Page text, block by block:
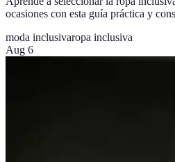
ocasiones con esta guía práctica y
moda inclusivaropa inclusiva
Aug 6